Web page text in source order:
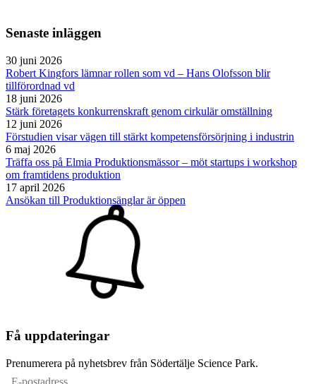
Senaste inläggen
30 juni 2026
Robert Kingfors lämnar rollen som vd – Hans Olofsson blir
tillförordnad vd
18 juni 2026
Stärk företagets konkurrenskraft genom cirkulär omställning
12 juni 2026
Förstudien visar vägen till stärkt kompetensförsörjning i industrin
6 maj 2026
Träffa oss på Elmia Produktionsmässor – möt startups i workshop
om framtidens produktion
17 april 2026
Ansökan till Produktionsänglar är öppen
Få uppdateringar
Prenumerera på nyhetsbrev från Södertälje Science Park.